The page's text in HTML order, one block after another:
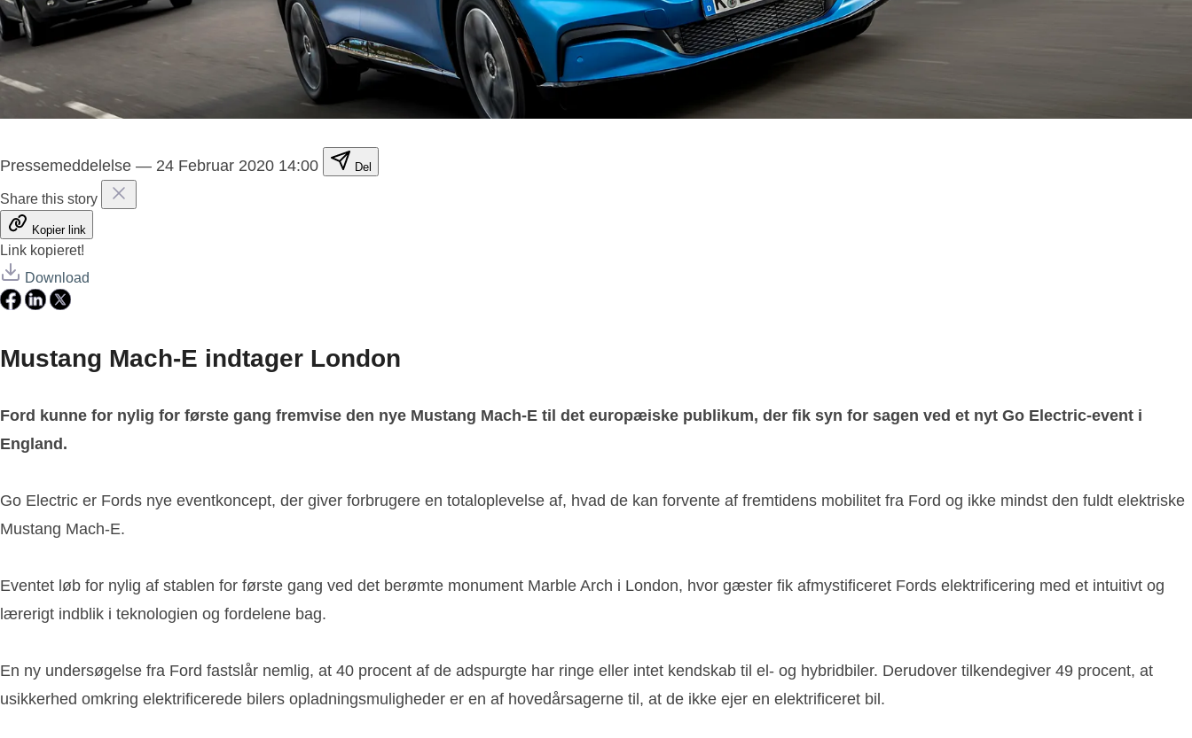
Pressemeddelelse — 24 Februar 2020 14:00 Del
Share this story
Kopier link
Link kopieret!
Download
Mustang Mach-E indtager London
Ford kunne for nylig for første gang fremvise den nye Mustang Mach-E til det europæiske publikum, der fik syn for sagen ved et nyt Go Electric-event i
England.
Go Electric er Fords nye eventkoncept, der giver forbrugere en totaloplevelse af, hvad de kan forvente af fremtidens mobilitet fra Ford og ikke mindst den fuldt elektriske
Mustang Mach-E.
Eventet løb for nylig af stablen for første gang ved det berømte monument Marble Arch i London, hvor gæster fik afmystificeret Fords elektrificering med et intuitivt og
lærerigt indblik i teknologien og fordelene bag.
En ny undersøgelse fra Ford fastslår nemlig, at 40 procent af de adspurgte har ringe eller intet kendskab til el- og hybridbiler. Derudover tilkendegiver 49 procent, at
usikkerhed omkring elektrificerede bilers opladningsmuligheder er en af hovedårsagerne til, at de ikke ejer en elektrificeret bil.